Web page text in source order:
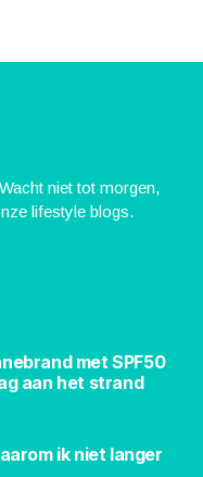
niet tot morgen,
lifestyle blogs.
met SPF50
aan het strand
ik niet langer